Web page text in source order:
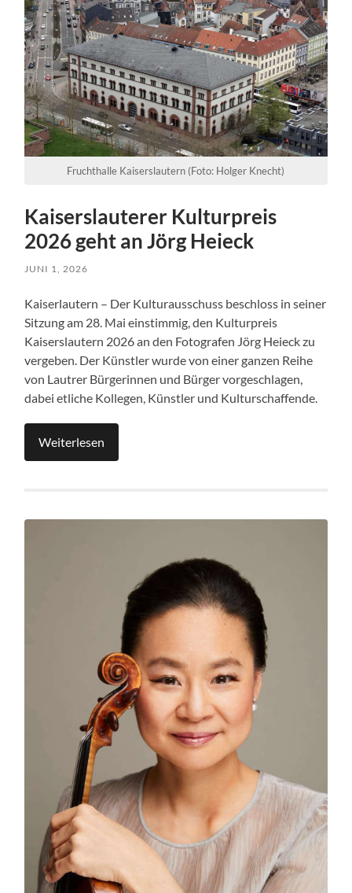
Fruchthalle Kaiserslautern (Foto: Holger Knecht)
Kaiserslauterer Kulturpreis
2026 geht an Jörg Heieck
JUNI 1, 2026
Kaiserlautern – Der Kulturausschuss beschloss in seiner
Sitzung am 28. Mai einstimmig, den Kulturpreis
Kaiserslautern 2026 an den Fotografen Jörg Heieck zu
vergeben. Der Künstler wurde von einer ganzen Reihe
von Lautrer Bürgerinnen und Bürger vorgeschlagen,
dabei etliche Kollegen, Künstler und Kulturschaffende.
Weiterlesen